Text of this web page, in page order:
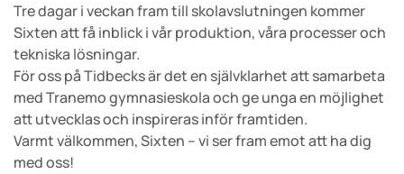
Tre dagar i veckan fram till skolavslutningen kommer
Sixten att få inblick i vår produktion, våra processer och
tekniska lösningar.
För oss på Tidbecks är det en självklarhet att samarbeta
med Tranemo gymnasieskola och ge unga en möjlighet
att utvecklas och inspireras inför framtiden.
Varmt välkommen, Sixten – vi ser fram emot att ha dig
med oss!